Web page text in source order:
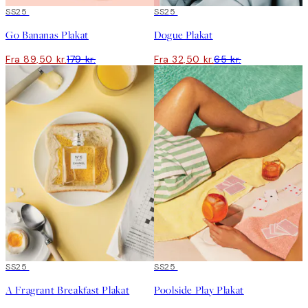
50%*
SS25
Go Bananas Plakat
Fra 89,50 kr.179 kr.
50%*
SS25
Dogue Plakat
Fra 32,50 kr.65 kr.
50%*
SS25
A Fragrant Breakfast Plakat
50%*
SS25
Poolside Play Plakat